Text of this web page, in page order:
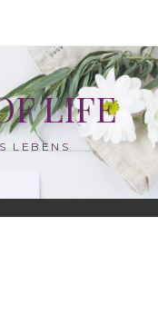
LIFE
LEBENS